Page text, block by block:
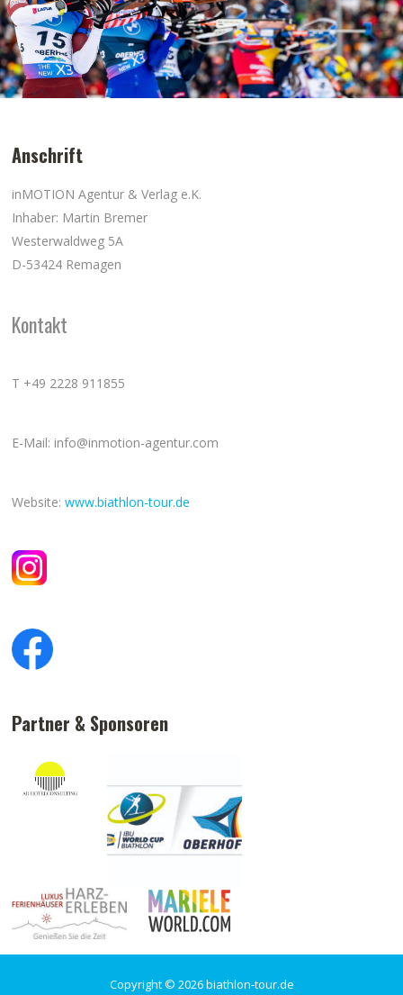
Anschrift
inMOTION Agentur & Verlag e.K.
Inhaber: Martin Bremer
Westerwaldweg 5A
D-53424 Remagen
Kontakt
T +49 2228 911855
E-Mail: info@inmotion-agentur.com
Website:www.biathlon-tour.de
Partner & Sponsoren
Copyright © 2026 biathlon-tour.de